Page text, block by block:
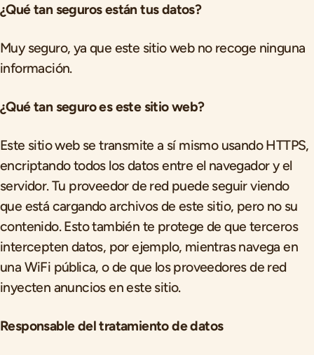
¿Qué tan seguros están tus datos?
Muy seguro, ya que este sitio web no recoge ninguna
información.
¿Qué tan seguro es este sitio web?
Este sitio web se transmite a sí mismo usando HTTPS,
encriptando todos los datos entre el navegador y el
servidor. Tu proveedor de red puede seguir viendo
que está cargando archivos de este sitio, pero no su
contenido. Esto también te protege de que terceros
intercepten datos, por ejemplo, mientras navega en
una WiFi pública, o de que los proveedores de red
inyecten anuncios en este sitio.
Responsable del tratamiento de datos